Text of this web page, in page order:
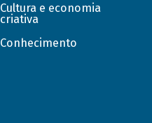
Cultura e economia
criativa
Conhecimento